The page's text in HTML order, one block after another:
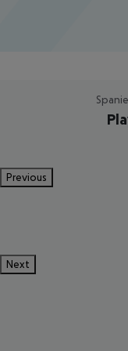
Previous
Next